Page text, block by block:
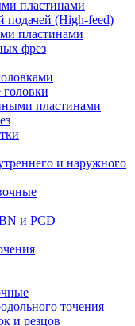
пластинами
подачей (High-feed)
пластинами
фрез
пластинами
и наружного
и PCD
точения
и резцов